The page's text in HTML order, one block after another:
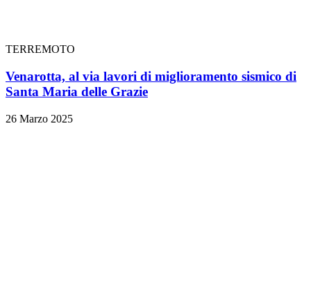
TERREMOTO
Venarotta, al via lavori di miglioramento sismico di
Santa Maria delle Grazie
26 Marzo 2025